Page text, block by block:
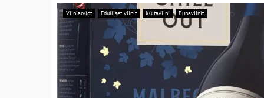
Viiniarviot Edulliset viinit Kultaviini Punaviinit